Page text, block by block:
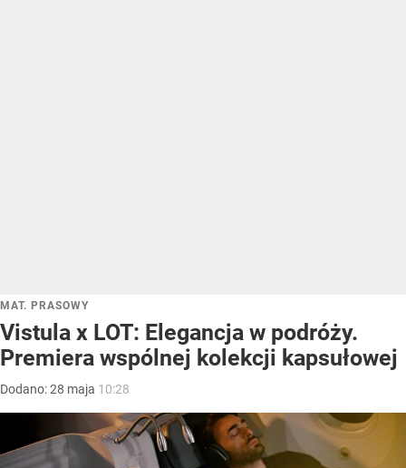
MAT. PRASOWY
Vistula x LOT: Elegancja w podróży.
Premiera wspólnej kolekcji kapsułowej
Dodano:28 maja 10:28